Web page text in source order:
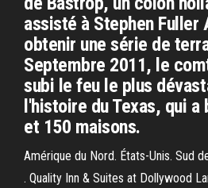
assisté à Stephen Fuller
obtenir une série de
Septembre 2011, le
subi le feu le plus
l'histoire du Texas, qui
et 150 maisons.
Amérique du Nord. États-Unis. Sud
. Quality Inn & Suites at Dollywood